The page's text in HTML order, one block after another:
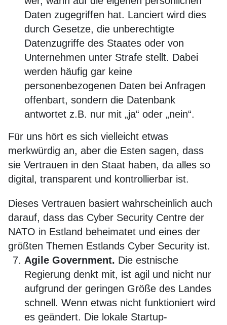
Daten zugegriffen hat. Lanciert wird dies
durch Gesetze, die unberechtigte
Datenzugriffe des Staates oder von
Unternehmen unter Strafe stellt. Dabei
werden häufig gar keine
personenbezogenen Daten bei Anfragen
offenbart, sondern die Datenbank
antwortet z.B. nur mit „ja“ oder „nein“.
Für uns hört es sich vielleicht etwas
merkwürdig an, aber die Esten sagen, dass
sie Vertrauen in den Staat haben, da alles so
digital, transparent und kontrollierbar ist.
Dieses Vertrauen basiert wahrscheinlich auch
darauf, dass das Cyber Security Centre der
NATO in Estland beheimatet und eines der
größten Themen Estlands Cyber Security ist.
Agile Government. Die estnische
Regierung denkt mit, ist agil und nicht nur
aufgrund der geringen Größe des Landes
schnell. Wenn etwas nicht funktioniert wird
es geändert. Die lokale Startup-